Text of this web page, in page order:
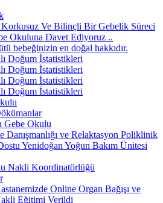
Ve Bilinçli Bir Gebelik Süreci
Okuluna Davet Ediyoruz ..
bebeğinizin en doğal hakkıdır.
Doğum İstatistikleri
Doğum İstatistikleri
Doğum İstatistikleri
Doğum İstatistikleri
Gebe Okulu
Danışmanlığı ve Relaktasyon Poliklinik
Yenidoğan Yoğun Bakım Ünitesi
Nakli Koordinatörlüğü
Online Organ Bağışı ve
Eğitimi Verildi